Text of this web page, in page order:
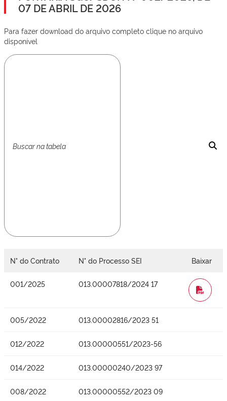
07 DE ABRIL DE 2026
Para fazer download do arquivo completo clique no arquivo
disponível
N° do Contrato N° do Processo SEI Baixar
001/2025 013.00007818/2024 17
WORD
005/2022 013.00002816/2023 51
012/2022 013.00000551/2023-56
014/2022 013.00000240/2023 97
008/2022 013.00000552/2023 09